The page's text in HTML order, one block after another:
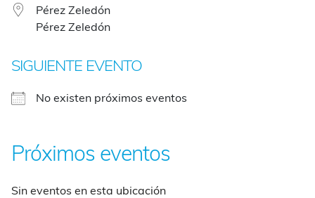
Pérez Zeledón
Pérez Zeledón
SIGUIENTE EVENTO
No existen próximos eventos
Próximos eventos
Sin eventos en esta ubicación